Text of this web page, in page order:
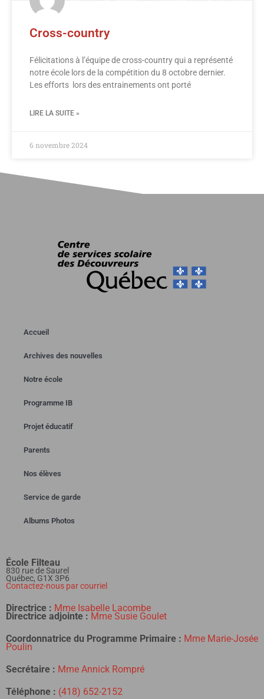
Cross-country
Félicitations à l’équipe de cross-country qui a représenté
notre école lors de la compétition du 8 octobre dernier.
Les efforts lors des entrainements ont porté
LIRE LA SUITE »
6 novembre 2024
Accueil
Archives des nouvelles
Notre école
Programme IB
Projet éducatif
Parents
Nos élèves
Service de garde
Albums Photos
École Filteau
830 rue de Saurel
Québec, G1X 3P6
Contactez-nous par courriel
Directrice : Mme Isabelle Lacombe
Directrice adjointe : Mme Susie Goulet
Coordonnatrice du Programme Primaire : Mme Marie-Josée
Poulin
Secrétaire : Mme Annick Rompré
Téléphone : (418) 652-2152